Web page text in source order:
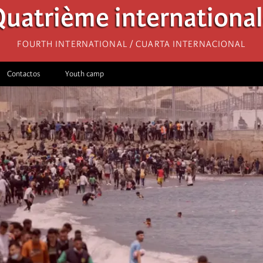
Fourth International / Cuarta Internacional
Contactos Youth camp